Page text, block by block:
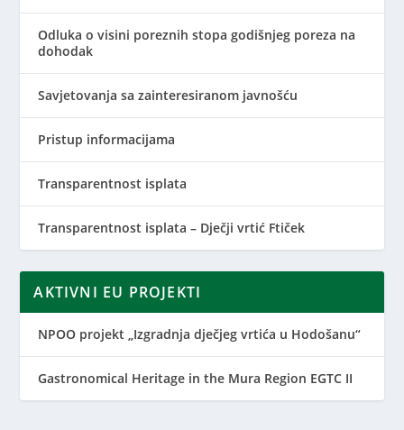
Odluka o visini poreznih stopa godišnjeg poreza na
dohodak
Savjetovanja sa zainteresiranom javnošću
Pristup informacijama
Transparentnost isplata
Transparentnost isplata – Dječji vrtić Ftiček
AKTIVNI EU PROJEKTI
NPOO projekt „Izgradnja dječjeg vrtića u Hodošanu“
Gastronomical Heritage in the Mura Region EGTC II